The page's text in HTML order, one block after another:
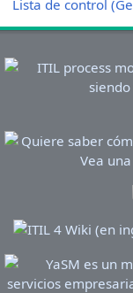
Lista de control